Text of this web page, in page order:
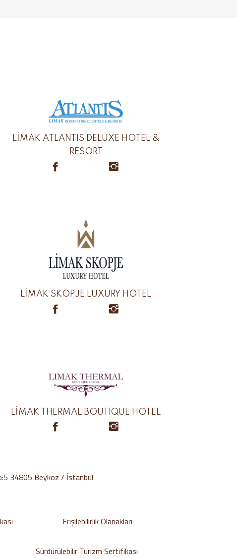
LİMAK ATLANTIS DELUXE HOTEL &
RESORT
LİMAK SKOPJE LUXURY HOTEL
LİMAK THERMAL BOUTIQUE HOTEL
34805 Beykoz / İstanbul
Erişilebilirlik Olanakları
Sürdürülebilir Turizm Sertifikası